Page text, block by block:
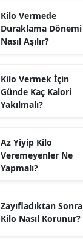
Kilo Vermede
Duraklama Dönemi
Nasıl Aşılır?
Kilo Vermek İçin
Günde Kaç Kalori
Yakılmalı?
Az Yiyip Kilo
Veremeyenler Ne
Yapmalı?
Zayıfladıktan Sonra
Kilo Nasıl Korunur?